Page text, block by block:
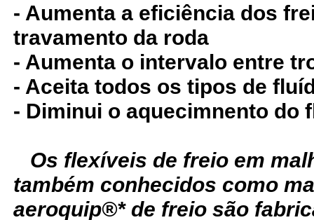
- Aumenta a eficiência dos
travamento da roda
- Aumenta o intervalo entre
- Aceita todos os tipos de
- Diminui o aquecimnento do
Os flexíveis de freio em
também conhecidos como
aeroquip®* de freio são